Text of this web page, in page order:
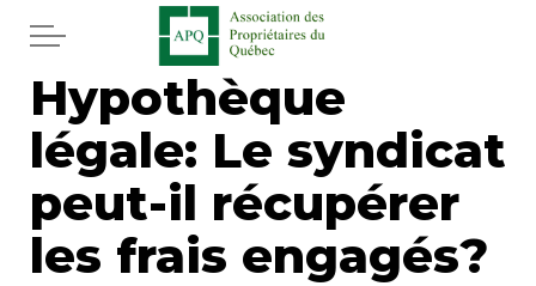
Aller au contenu principal
Accueil
Services
Actualités
Hypothèque
légale: Le syndicat
peut-il récupérer
les frais engagés?